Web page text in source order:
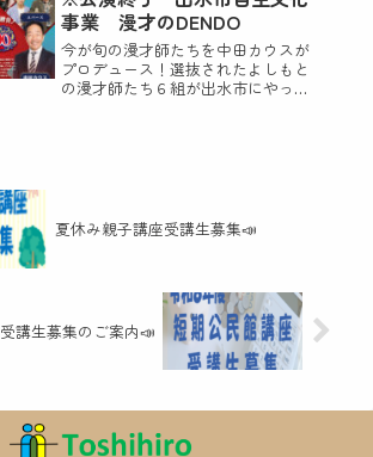
SNSへのリンク・電話発信画面上記
を設け...
事業 漫才のDENDO
今が旬の漫才師たちを中田カウスが
プロデュース！選抜されたよしもと
の漫才師たち６組が出水市にやって
夏休み親子講座受講生募集📣
講生募集のご案内📣